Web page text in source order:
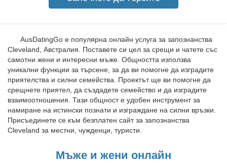
AusDatingGo е популярна онлайн услуга за запознанства
Cleveland, Австралия. Поставете си цел за срещи и чатете със
самотни жени и интересни мъже. Общността използва
уникални функции за търсене, за да ви помогне да изградите
приятелства и силни семейства. Проектът ще ви помогне да
срещнете приятел, да създадете семейство и да изградите
взаимоотношения. Тази общност е удобен инструмент за
намиране на истински познати и изграждане на силни връзки.
Присъединете се към безплатен сайт за запознанства
Cleveland за местни, чужденци, туристи.
Мъже и жени онлайн